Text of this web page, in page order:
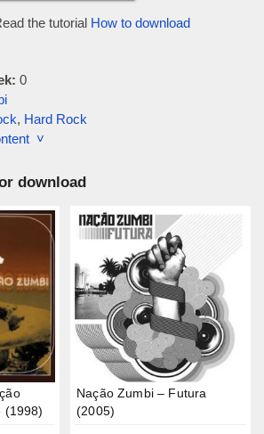
the tutorial How to download
0
, Hard Rock
˅
download
(1998)
Nação Zumbi – Futura
(2005)